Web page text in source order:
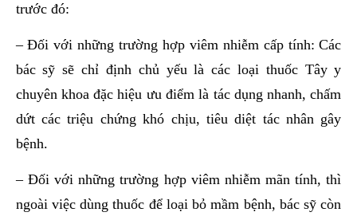
trước đó:
– Đối với những trường hợp viêm nhiễm cấp tính: Các
bác sỹ sẽ chỉ định chủ yếu là các loại thuốc Tây y
chuyên khoa đặc hiệu ưu điểm là tác dụng nhanh, chấm
dứt các triệu chứng khó chịu, tiêu diệt tác nhân gây
bệnh.
– Đối với những trường hợp viêm nhiễm mãn tính, thì
ngoài việc dùng thuốc để loại bỏ mầm bệnh, bác sỹ còn